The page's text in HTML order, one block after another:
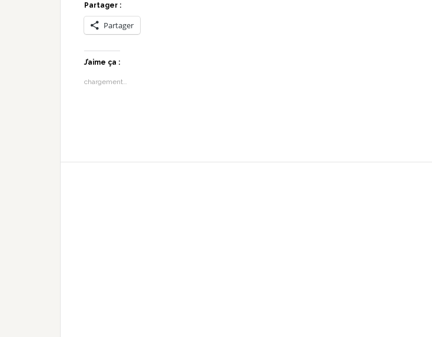
Partager :
Partager
J’aime ça :
chargement…